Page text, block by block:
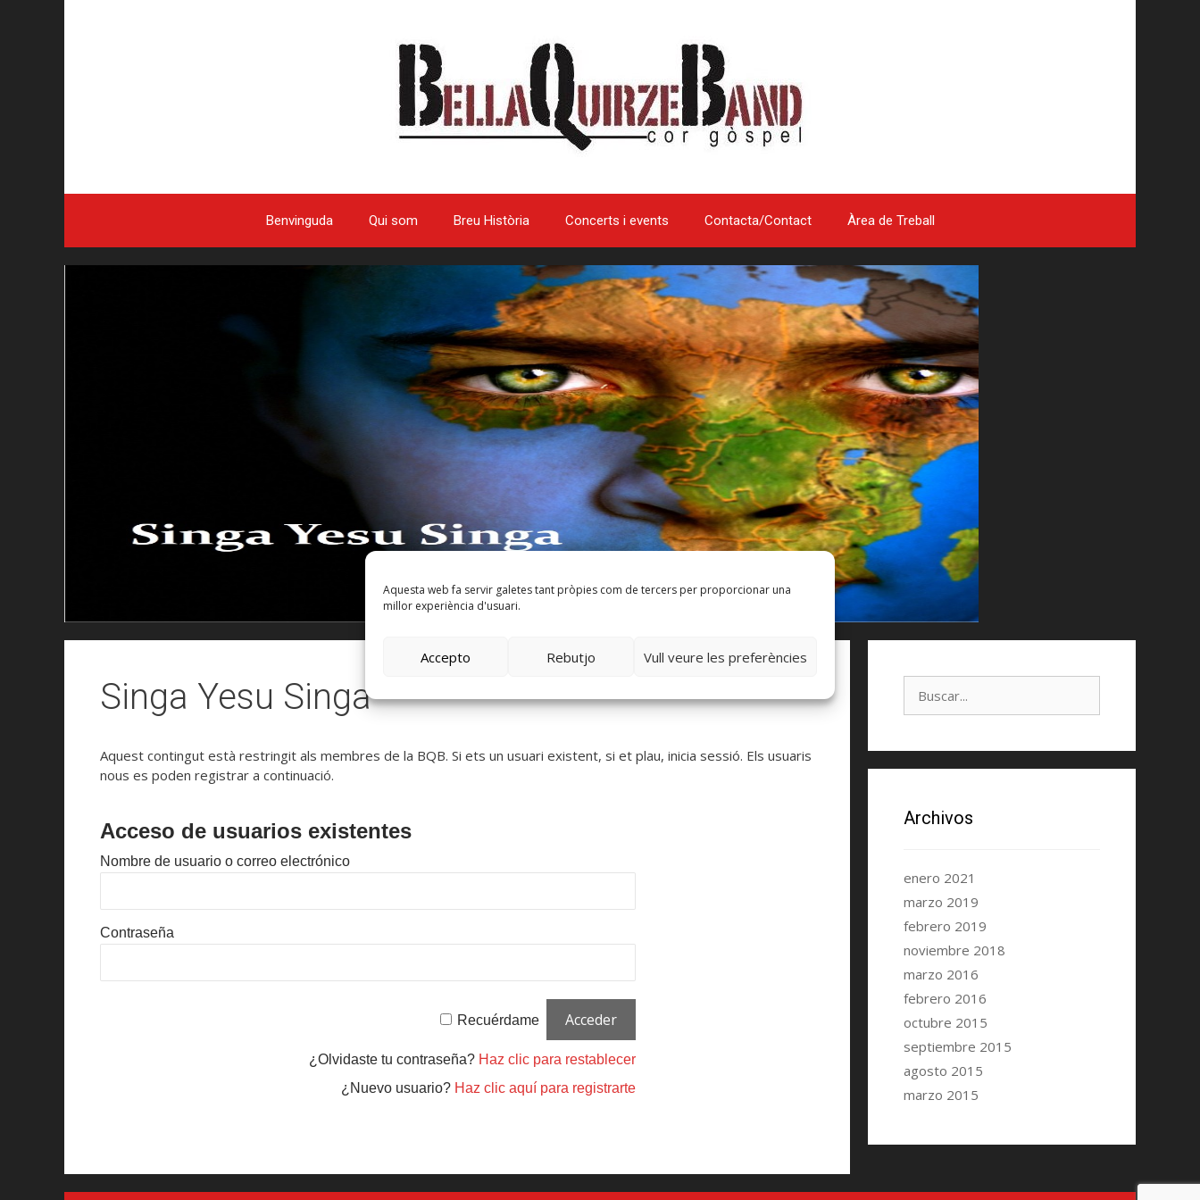
Aquesta web fa servir galetes tant pròpies com de tercers per proporcionar una
millor experiència d'usuari.
Accepto Rebutjo Vull veure les preferències
Benvinguda Qui som Breu Història Concerts i events Contacta/Contact Àrea de Treball
Singa Yesu Singa
Aquest contingut està restringit als membres de la BQB. Si ets un usuari existent, si et plau, inicia sessió. Els usuaris
nous es poden registrar a continuació.
Acceso de usuarios existentes
Nombre de usuario o correo electrónico
Contraseña
Recuérdame
¿Olvidaste tu contraseña? Haz clic para restablecer
¿Nuevo usuario? Haz clic aquí para registrarte
Archivos
enero 2021
marzo 2019
febrero 2019
noviembre 2018
marzo 2016
febrero 2016
octubre 2015
septiembre 2015
agosto 2015
marzo 2015